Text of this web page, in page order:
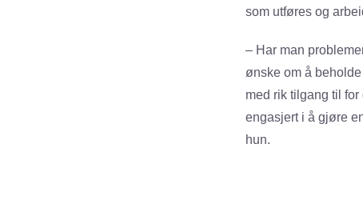
som utføres og
– Har man
ønske om å
med rik tilgang til
engasjert i å gjøre
hun.